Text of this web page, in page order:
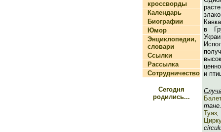
кроссворды
Календарь
Биографии
Юмор
Энциклопедии,
словари
Ссылки
Рассылка
Сотрудничество
Сегодня
родились...
в
и
Туаз,